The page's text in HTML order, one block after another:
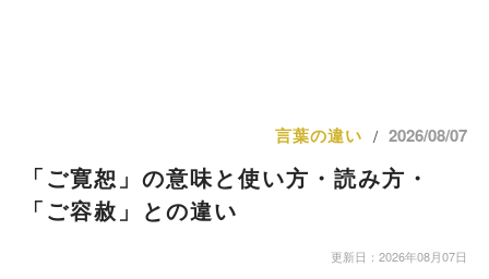
言葉の違い / 2026/08/07
「ご寛恕」の意味と使い方・読み方・
「ご容赦」との違い
更新日：2026年08月07日